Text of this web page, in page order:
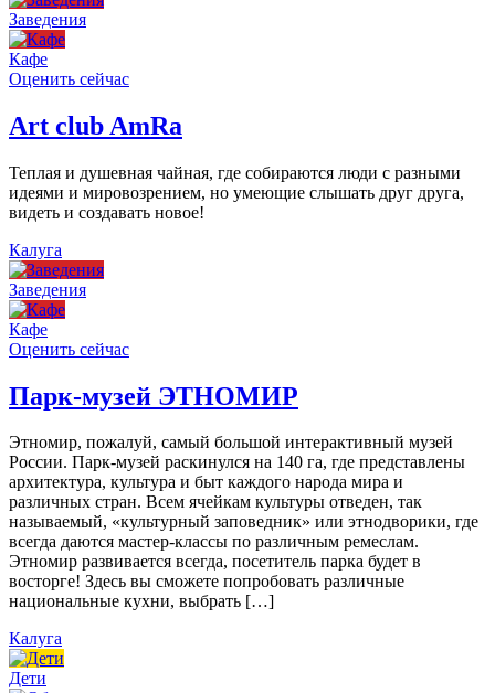
Заведения
Кафе
Оценить сейчас
Art сlub AmRa
Теплая и душевная чайная, где собираются люди с разными
идеями и мировозрением, но умеющие слышать друг друга,
видеть и создавать новое!
Калуга
Заведения
Кафе
Оценить сейчас
Парк-музей ЭТНОМИР
Этномир, пожалуй, самый большой интерактивный музей
России. Парк-музей раскинулся на 140 га, где представлены
архитектура, культура и быт каждого народа мира и
различных стран. Всем ячейкам культуры отведен, так
называемый, «культурный заповедник» или этнодворики, где
всегда даются мастер-классы по различным ремеслам.
Этномир развивается всегда, посетитель парка будет в
восторге! Здесь вы сможете попробовать различные
национальные кухни, выбрать […]
Калуга
Дети